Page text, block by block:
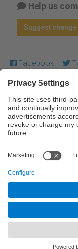
Help us
Suggest change
Facebook
Except where
licensed under a
NonCommercial-
© UPC